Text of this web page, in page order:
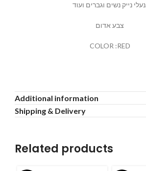
ועוד.
צבע אדום
COLOR :RED
Additional information
Shipping & Delivery
Related products